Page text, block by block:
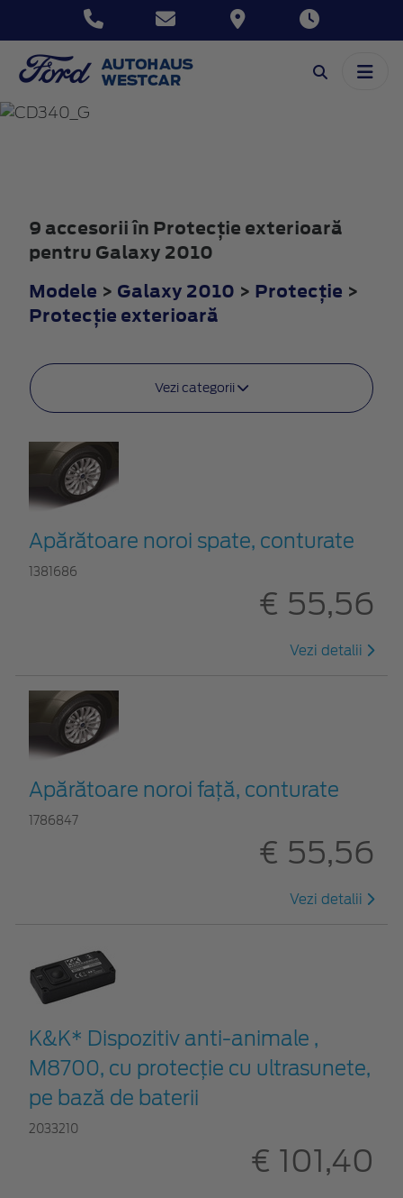
GALAXY
9 accesorii în Protecţie exterioară
pentru Galaxy 2010
Modele > Galaxy 2010 > Protecţie >
Protecţie exterioară
Vezi categorii
Apărătoare noroi spate, conturate
1381686
€ 55,56
Vezi detalii
Apărătoare noroi faţă, conturate
1786847
€ 55,56
Vezi detalii
K&K* Dispozitiv anti-animale ,
M8700, cu protecție cu ultrasunete,
pe bază de baterii
2033210
€ 101,40